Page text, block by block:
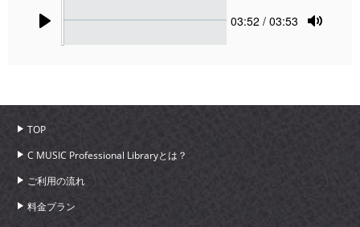
Current
03:52 / 03:53
TOP
C MUSIC Professional Libraryとは？
ご利用の流れ
料金プラン